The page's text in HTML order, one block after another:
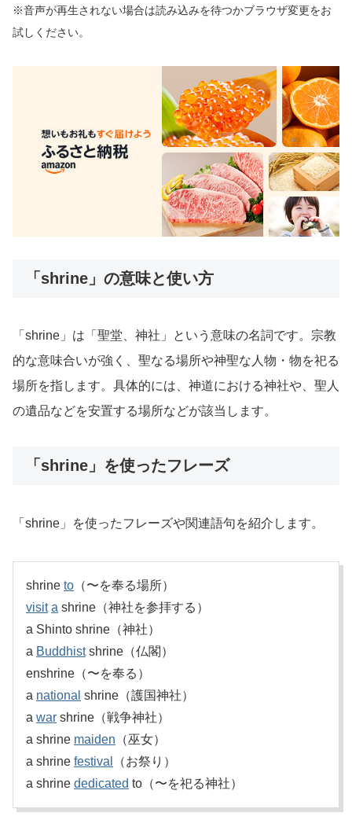
※音声が再生されない場合は読み込みを待つかブラウザ変更をお
試しください。
「shrine」の意味と使い方
「shrine」は「聖堂、神社」という意味の名詞です。宗教
的な意味合いが強く、聖なる場所や神聖な人物・物を祀る
場所を指します。具体的には、神道における神社や、聖人
の遺品などを安置する場所などが該当します。
「shrine」を使ったフレーズ
「shrine」を使ったフレーズや関連語句を紹介します。
shrine to （〜を奉る場所）
visit a shrine（神社を参拝する）
a Shinto shrine（神社）
a Buddhistshrine（仏閣）
enshrine（〜を奉る）
a national shrine（護国神社）
a war shrine（戦争神社）
a shrine maiden （巫女）
a shrine festival
（お祭り）
a shrine dedicated to（〜を祀る神社）